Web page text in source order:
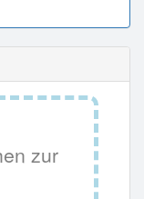
zur